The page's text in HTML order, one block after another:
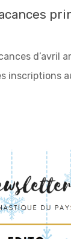
d’avril
inscriptions